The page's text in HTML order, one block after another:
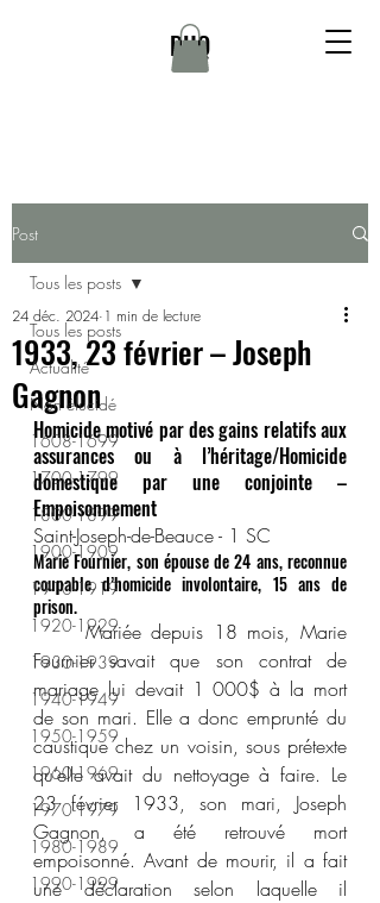
DHQ
Post
Tous les posts
Actualité
Non élucidé
1608-1699
1700-1799
1800-1899
1900-1909
1910-1919
1920-1929
1930-1939
1940-1949
1950-1959
1960-1969
1970-1979
1980-1989
1990-1999
Tous les posts
1933, 23 février – Joseph
Gagnon
24 déc. 2024 1 min de lecture
Homicide motivé par des gains relatifs aux
assurances ou à l’héritage/Homicide
domestique par une conjointe –
Empoisonnement
Saint-Joseph-de-Beauce - 1 SC
Marie Fournier, son épouse de 24 ans, reconnue
coupable d’homicide involontaire, 15 ans de
prison.
	Mariée depuis 18 mois, Marie
Fournier savait que son contrat de
mariage lui devait 1 000$ à la mort
de son mari. Elle a donc emprunté du
caustique chez un voisin, sous prétexte
qu’elle avait du nettoyage à faire. Le
23 février 1933, son mari, Joseph
Gagnon, a été retrouvé mort
empoisonné. Avant de mourir, il a fait
une déclaration selon laquelle il